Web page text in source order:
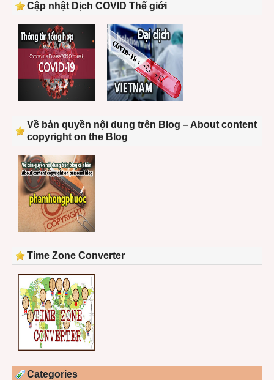
Cập nhật Dịch COVID Thế giới
Về bản quyền nội dung trên Blog – About content
copyright on the Blog
Time Zone Converter
Categories